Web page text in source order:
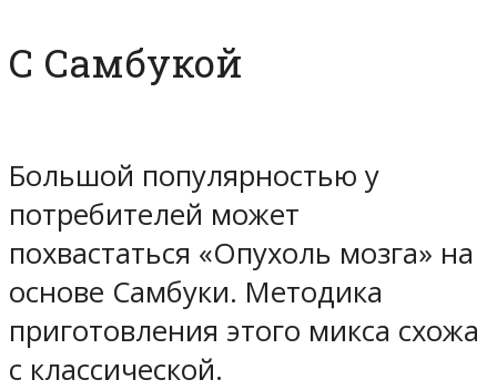
С Самбукой
Большой популярностью у
потребителей может
похвастаться «Опухоль мозга» на
основе Самбуки. Методика
приготовления этого микса схожа
с классической.